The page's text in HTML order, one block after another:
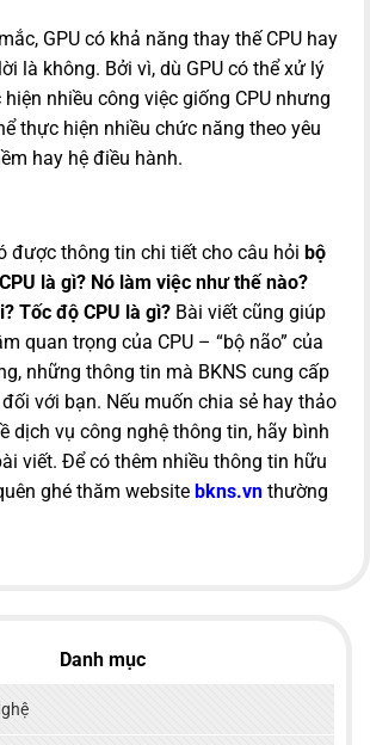
GPU có khả năng thay thế CPU hay
là không. Bởi vì, dù GPU có thể xử lý
nhiều công việc giống CPU nhưng
thực hiện nhiều chức năng theo yêu
hay hệ điều hành.
được thông tin chi tiết cho câu hỏi bộ
là gì? Nó làm việc như thế nào?
Tốc độ CPU là gì? Bài viết cũng giúp
quan trọng của CPU – “bộ não” của
những thông tin mà BKNS cung cấp
với bạn. Nếu muốn chia sẻ hay thảo
dịch vụ công nghệ thông tin, hãy bình
viết. Để có thêm nhiều thông tin hữu
ghé thăm website bkns.vn thường
Danh mục